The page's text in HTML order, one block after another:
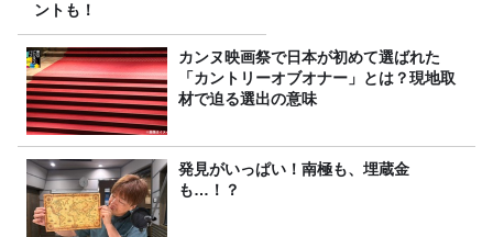
ントも！
カンヌ映画祭で日本が初めて選ばれた
「カントリーオブオナー」とは？現地取
材で迫る選出の意味
発見がいっぱい！南極も、埋蔵金
も…！？